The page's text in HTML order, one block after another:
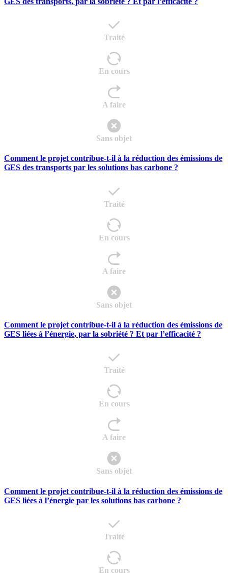
Traité
En cours
A faire
Sans objet
Comment le projet contribue-t-il à la réduction des émissions de
GES des transports par les solutions bas carbone ?
Traité
En cours
A faire
Sans objet
Comment le projet contribue-t-il à la réduction des émissions de
GES liées à l’énergie, par la sobriété ? Et par l’efficacité ?
Traité
En cours
A faire
Sans objet
Comment le projet contribue-t-il à la réduction des émissions de
GES liées à l’énergie par les solutions bas carbone ?
Traité
En cours